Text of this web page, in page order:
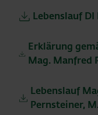
Lebenslauf
Erklärung
Mag. Manfred
Lebenslauf
Pernsteiner,